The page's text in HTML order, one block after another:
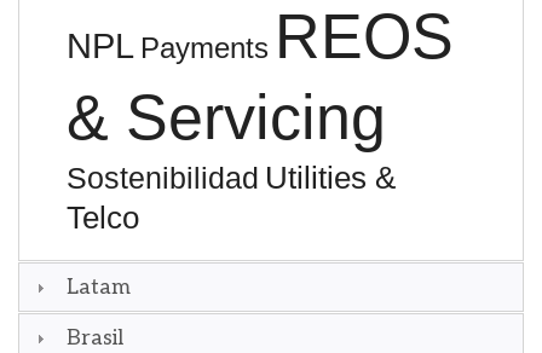
NPL Payments REOS
& Servicing
Sostenibilidad Utilities &
Telco
Latam
Brasil